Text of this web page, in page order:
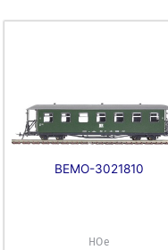
BEMO-3021810
HOe